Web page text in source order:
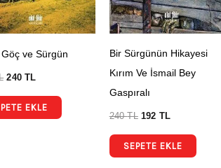
Göç ve Sürgün
240TL
EKLE
Bir Sürgünün Hikayesi
Kırım Ve İsmail Bey
Gaspıralı
240TL 192 TL
SEPETE EKLE